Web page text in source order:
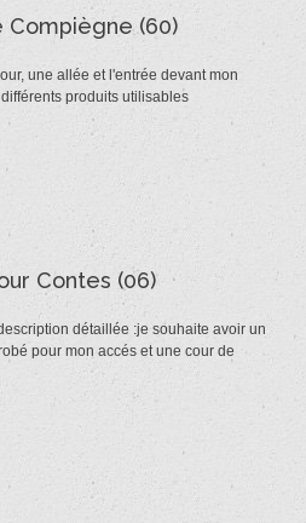
(60)
une allée et l'entrée devant mon
produits utilisables
Contes (06)
détaillée :je souhaite avoir un
pour mon accés et une cour de